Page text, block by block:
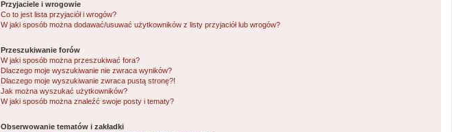
Przyjaciele i wrogowie
Co to jest lista przyjaciół i wrogów?
W jaki sposób można dodawać/usuwać użytkowników z listy przyjaciół lub wrogów?
Przeszukiwanie forów
W jaki sposób można przeszukiwać fora?
Dlaczego moje wyszukiwanie nie zwraca wyników?
Dlaczego moje wyszukiwanie zwraca pustą stronę?!
Jak można wyszukać użytkowników?
W jaki sposób można znaleźć swoje posty i tematy?
Obserwowanie tematów i zakładki